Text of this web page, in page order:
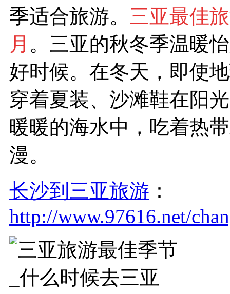
季适合旅游。 三亚最佳
月 。三亚的秋冬季温暖
好时候。在冬天，即使
穿着夏装、沙滩鞋在阳
暖暖的海水中，吃着热
漫。
长沙到三亚旅游 ：
http://www.97616.net/